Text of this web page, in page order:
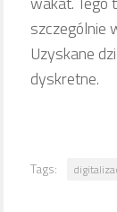
szczególnie
Uzyskane
dyskretne.
Tags: